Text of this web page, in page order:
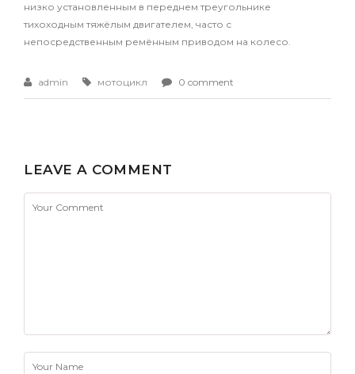
низко установленным в переднем треугольнике
тихоходным тяжёлым двигателем, часто с
непосредственным ремённым приводом на колесо.
admin мотоцикл 0 comment
LEAVE A COMMENT